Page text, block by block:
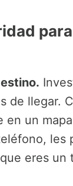
de llegar.
en un
les
eres un